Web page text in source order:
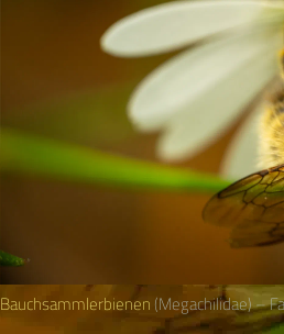
Bauchsammlerbienen (Megachilidae) –